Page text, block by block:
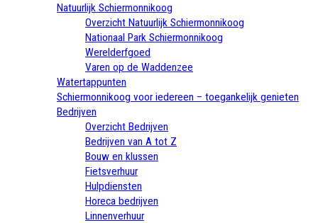
Natuurlijk Schiermonnikoog
Overzicht Natuurlijk Schiermonnikoog
Nationaal Park Schiermonnikoog
Werelderfgoed
Varen op de Waddenzee
Watertappunten
Schiermonnikoog voor iedereen – toegankelijk genieten
Bedrijven
Overzicht Bedrijven
Bedrijven van A tot Z
Bouw en klussen
Fietsverhuur
Hulpdiensten
Horeca bedrijven
Linnenverhuur